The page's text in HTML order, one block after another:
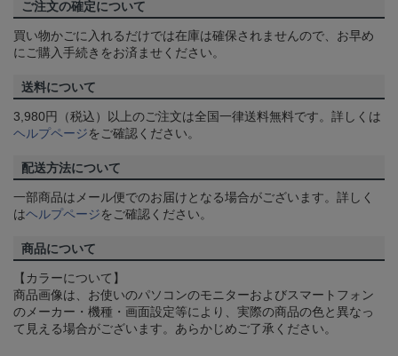
ご注文の確定について
買い物かごに入れるだけでは在庫は確保されませんので、お早め
にご購入手続きをお済ませください。
送料について
3,980円（税込）以上のご注文は全国一律送料無料です。詳しくは
ヘルプページをご確認ください。
配送方法について
一部商品はメール便でのお届けとなる場合がございます。詳しく
はヘルプページをご確認ください。
商品について
【カラーについて】
商品画像は、お使いのパソコンのモニターおよびスマートフォン
のメーカー・機種・画面設定等により、実際の商品の色と異なっ
て見える場合がございます。あらかじめご了承ください。